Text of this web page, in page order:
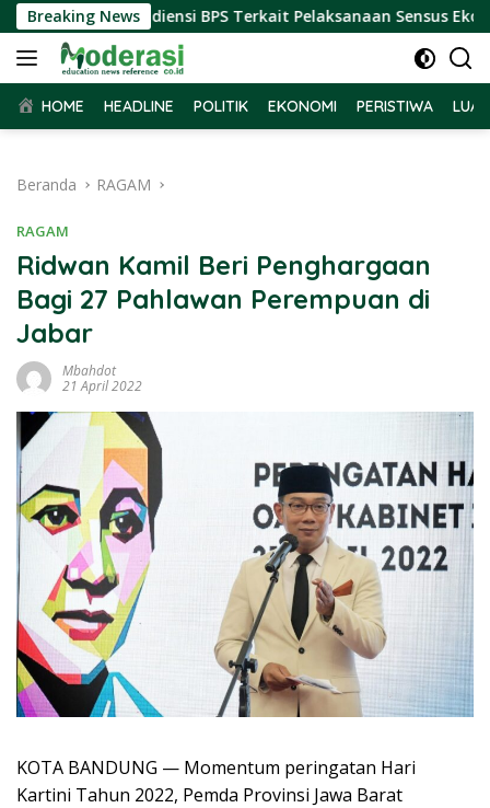
Langsung
ke
konten
Breaking News
Terima Audiensi BPS Terkait Pelaksanaan Sensus Ekonomi
HOME HEADLINE POLITIK EKONOMI PERISTIWA
Beranda RAGAM
RAGAM
Ridwan Kamil Beri Penghargaan
Bagi 27 Pahlawan Perempuan di
Jabar
Mbahdot
21 April 2022
KOTA BANDUNG — Momentum peringatan Hari
Kartini Tahun 2022, Pemda Provinsi Jawa Barat